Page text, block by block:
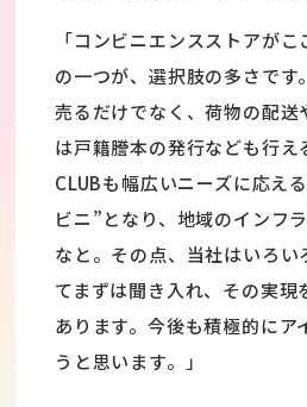
「コンビニエンスストアが
の一つが、選択肢の多さです
売るだけでなく、荷物の配送
は戸籍謄本の発行なども行え
CLUBも幅広いニーズに応え
ビニ”となり、地域のインフ
なと。その点、当社はいろい
てまずは聞き入れ、その実現
あります。今後も積極的にア
うと思います。」